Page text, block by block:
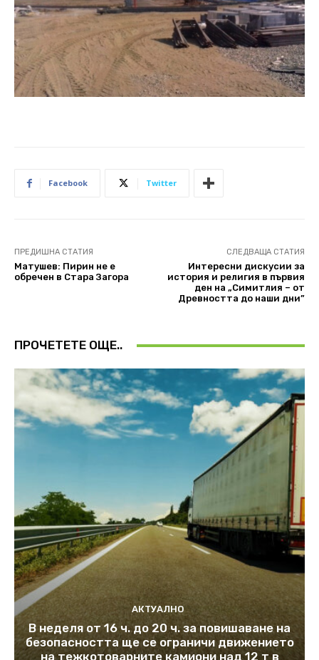
Facebook Twitter
ПРЕДИШНА СТАТИЯ
Матушев: Пирин не е
обречен в Стара Загора
СЛЕДВАЩА СТАТИЯ
Интересни дискусии за
история и религия в първия
ден на „Симитлия – от
Древността до наши дни”
ПРОЧЕТЕТЕ ОЩЕ..
АКТУАЛНО
В неделя от 16 ч. до 20 ч. за повишаване на
безопасността ще се ограничи движението
на тежкотоварните камиони над 12 т в